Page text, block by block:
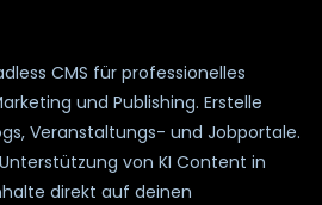
CMS für professionelles
und Publishing. Erstelle
Veranstaltungs- und Jobportale.
von KI Content in
direkt auf deinen